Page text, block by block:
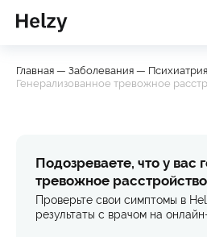
врачом
Главная — Заболевания —
Генерализованное тревожное
Подозреваете, что у вас
тревожное расстройство
Проверьте свои симптомы в
результаты с врачом на